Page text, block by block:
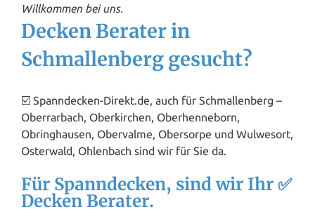
Willkommen bei uns.
Decken Berater in
Schmallenberg gesucht?
☑️ Spanndecken-Direkt.de, auch für Schmallenberg –
Oberrarbach, Oberkirchen, Oberhenneborn,
Obringhausen, Obervalme, Obersorpe und Wulwesort,
Osterwald, Ohlenbach sind wir für Sie da.
Für Spanndecken, sind wir Ihr ✅
Decken Berater.